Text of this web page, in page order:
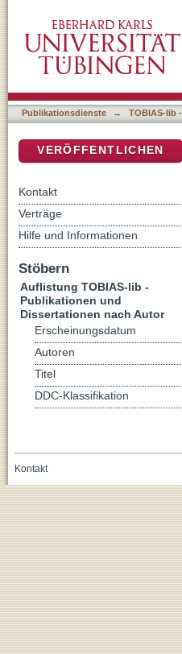
Publikationsdienste → TOBIAS-lib
VERÖFFENTLICHEN
Kontakt
Verträge
Hilfe und Informationen
Stöbern
Auflistung TOBIAS-lib -
Publikationen und
Dissertationen nach Autor
Erscheinungsdatum
Autoren
Titel
DDC-Klassifikation
Kontakt